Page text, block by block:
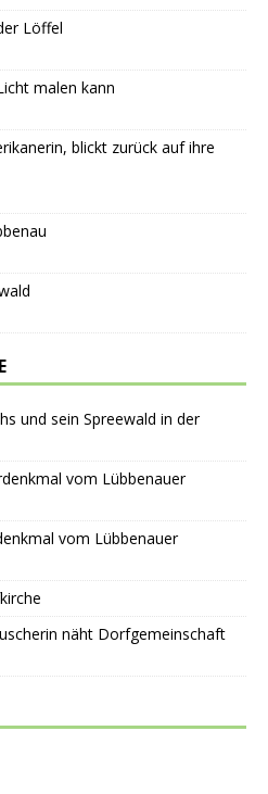
Löffel
malen kann
blickt zurück auf ihre
und sein Spreewald in der
vom Lübbenauer
vom Lübbenauer
näht Dorfgemeinschaft